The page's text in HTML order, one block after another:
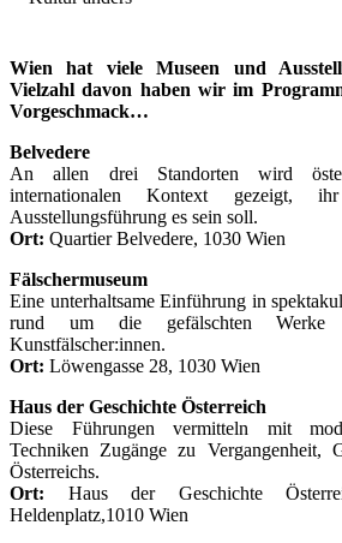
Wien hat viele Museen und
Vielzahl davon haben wir im
Vorgeschmack…
Belvedere
An allen drei Standorten wird
internationalen Kontext gezeigt,
Ausstellungsführung es sein soll.
Ort: Quartier Belvedere, 1030 Wien
Fälschermuseum
Eine unterhaltsame Einführung in
rund um die gefälschten Werke
Kunstfälscher:innen.
Ort: Löwengasse 28, 1030 Wien
Haus der Geschichte Österreich
Diese Führungen vermitteln mit
Techniken Zugänge zu Vergangenheit,
Österreichs.
Ort: Haus der Geschichte
Heldenplatz,1010 Wien